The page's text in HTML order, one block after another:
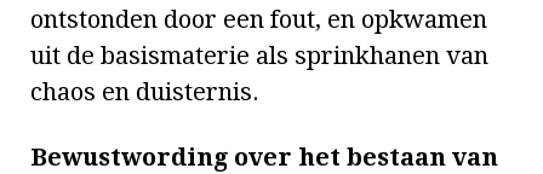
ontstonden door een fout, en opkwamen
uit de basismaterie als sprinkhanen van
chaos en duisternis.
Bewustwording over het bestaan van